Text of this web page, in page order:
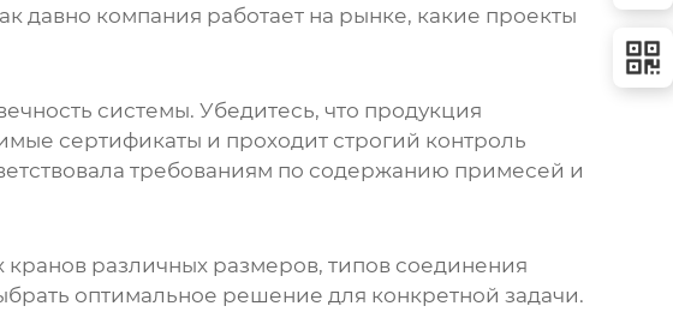
давно компания работает на рынке, какие проекты
системы. Убедитесь, что продукция
сертификаты и проходит строгий контроль
требованиям по содержанию примесей и
крановразличных размеров, типов соединения
оптимальное решение для конкретной задачи.